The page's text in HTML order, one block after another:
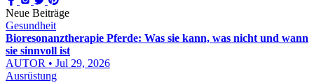
Neue Beiträge
Gesundheit
Bioresonanztherapie Pferde: Was sie kann, was nicht und wann
sie sinnvoll ist
AUTOR • Jul 29, 2026
Ausrüstung